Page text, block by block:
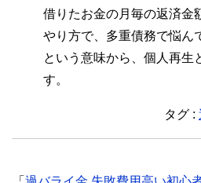
借りたお金の月毎の返済金
やり方で、多重債務で悩ん
という意味から、個人再生
す。
タグ :